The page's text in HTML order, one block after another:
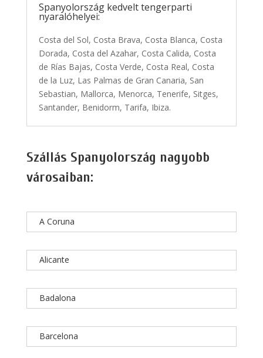
Spanyolország kedvelt tengerparti
nyaralóhelyei:
Costa del Sol, Costa Brava, Costa Blanca, Costa
Dorada, Costa del Azahar, Costa Calida, Costa
de Rías Bajas, Costa Verde, Costa Real, Costa
de la Luz, Las Palmas de Gran Canaria, San
Sebastian, Mallorca, Menorca, Tenerife, Sitges,
Santander, Benidorm, Tarifa, Ibiza.
Szállás Spanyolország nagyobb
városaiban:
A Coruna
Alicante
Badalona
Barcelona